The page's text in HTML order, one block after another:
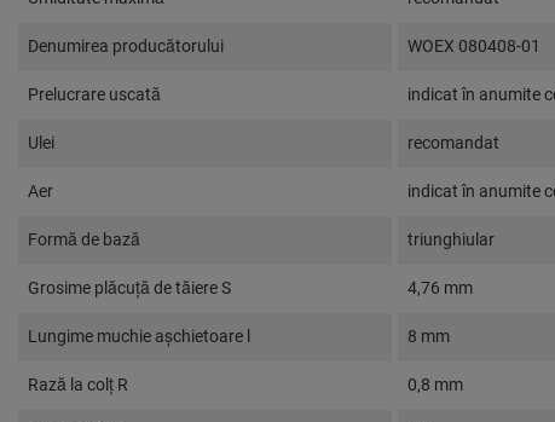
Denumirea producătorului WOEX 080408-01
Prelucrare uscată indicat în anumite
Ulei recomandat
Aer indicat în anumite
Formă de bază triunghiular
Grosime plăcuță de tăiere S 4,76 mm
Lungime muchie așchietoare l 8 mm
Rază la colţ R 0,8 mm